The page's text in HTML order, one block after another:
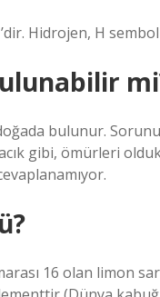
Hidrojen, H
bulunur.
gibi, ömürleri
16 olan limon